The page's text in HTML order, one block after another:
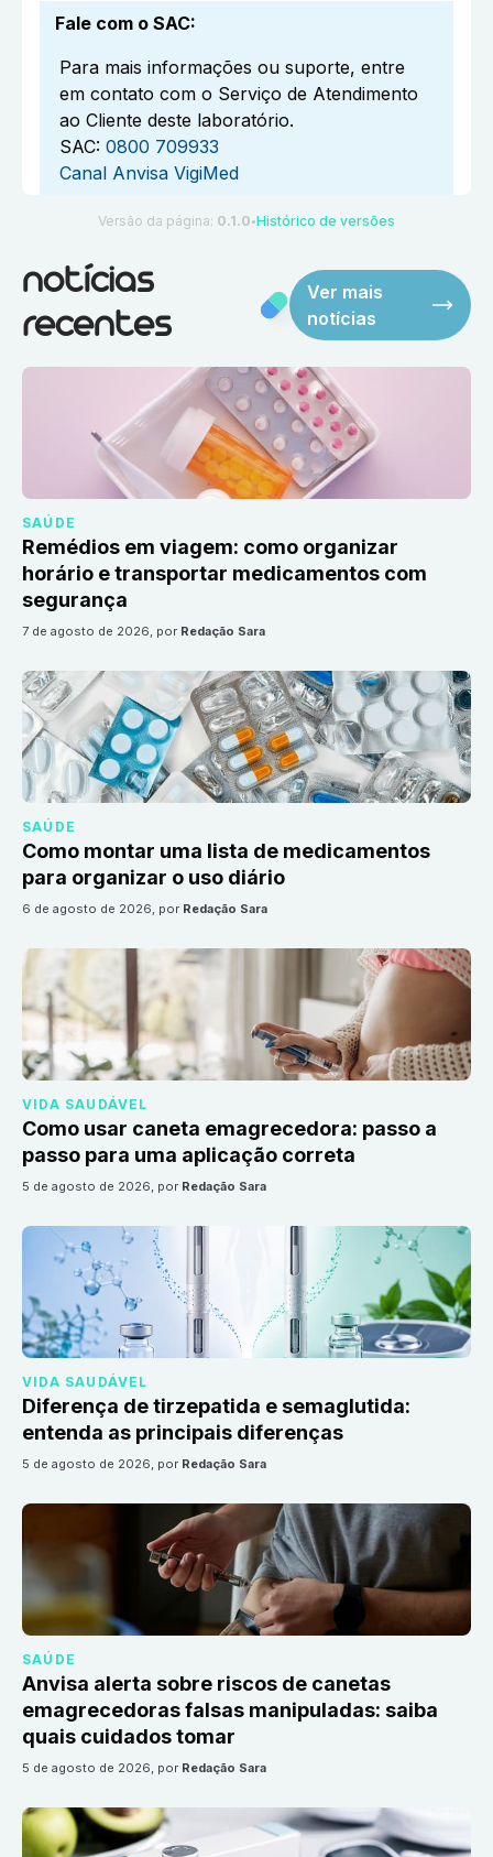
Fale com o SAC:
Para mais informações ou suporte, entre
em contato com o Serviço de Atendimento
ao Cliente deste laboratório.
SAC: 0800 709933
Canal Anvisa VigiMed
Versão da página: 0.1.0 ●Histórico de versões
notícias
recentes
Ver mais
notícias
SAÚDE
Remédios em viagem: como organizar
horário e transportar medicamentos com
segurança
7 de agosto de 2026, por Redação Sara
SAÚDE
Como montar uma lista de medicamentos
para organizar o uso diário
6 de agosto de 2026, por Redação Sara
VIDA SAUDÁVEL
Como usar caneta emagrecedora: passo a
passo para uma aplicação correta
5 de agosto de 2026, por Redação Sara
VIDA SAUDÁVEL
Diferença de tirzepatida e semaglutida:
entenda as principais diferenças
5 de agosto de 2026, por Redação Sara
SAÚDE
Anvisa alerta sobre riscos de canetas
emagrecedoras falsas manipuladas: saiba
quais cuidados tomar
5 de agosto de 2026, por Redação Sara